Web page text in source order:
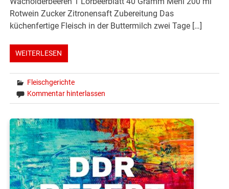
Rotwein Zucker Zitronensaft Zubereitung Das
küchenfertige Fleisch in der Buttermilch zwei Tage […]
WEITERLESEN
Fleischgerichte
Kommentar hinterlassen